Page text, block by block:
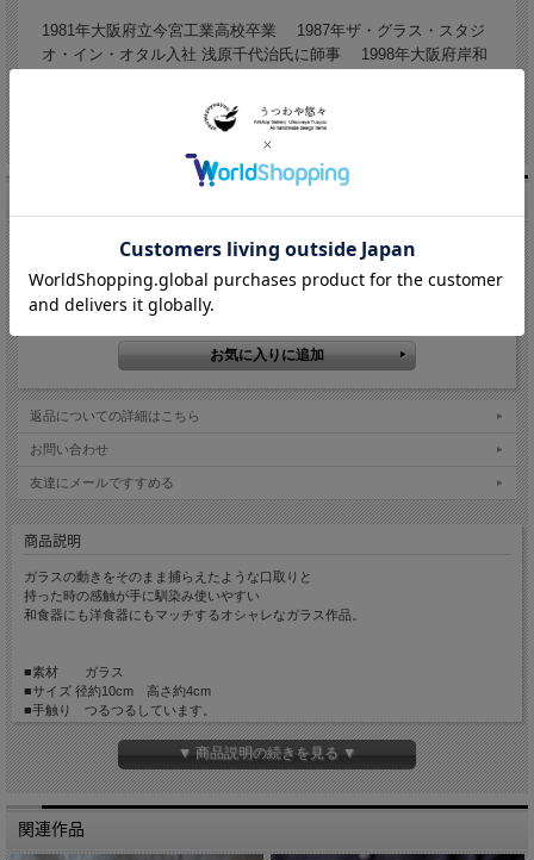
1981年大阪府立今宮工業高校卒業 1987年ザ・グラス・スタジ
オ・イン・オタル入社 浅原千代治氏に師事 1998年大阪府岸和
在庫 在庫切れ
返品についての詳細はこちら
お問い合わせ
友達にメールですすめる
商品説明
ガラスの動きをそのまま捕らえたような口取りと
持った時の感触が手に馴染み使いやすい
和食器にも洋食器にもマッチするオシャレなガラス作品。
■素材 ガラス
■サイズ 径約10cm 高さ約4cm
■手触り つるつるしています。
■重さ 約110g
■備考 食器洗浄機 × 耐熱約40度まで 電子レンジ×
小さな気泡や黒点、一点ごとに個体差があります。
▼ 商品説明の続きを見る ▼
関連作品